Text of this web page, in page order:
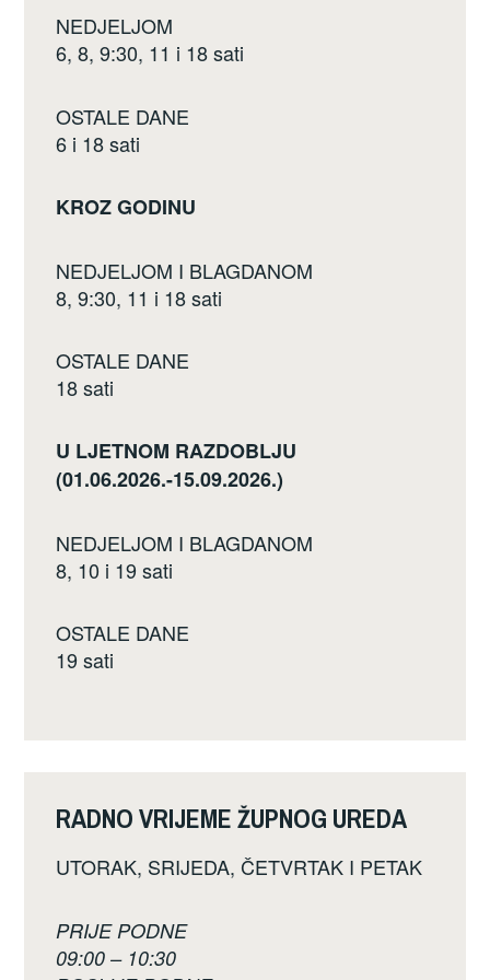
k
NEDJELJOM
6, 8, 9:30, 11 i 18 sati
OSTALE DANE
6 i 18 sati
KROZ GODINU
NEDJELJOM I BLAGDANOM
8, 9:30, 11 i 18 sati
OSTALE DANE
18 sati
U LJETNOM RAZDOBLJU
(01.06.2026.-15.09.2026.)
NEDJELJOM I BLAGDANOM
8, 10 i 19 sati
OSTALE DANE
19 sati
RADNO VRIJEME ŽUPNOG UREDA
UTORAK, SRIJEDA, ČETVRTAK I PETAK
PRIJE PODNE
09:00 – 10:30